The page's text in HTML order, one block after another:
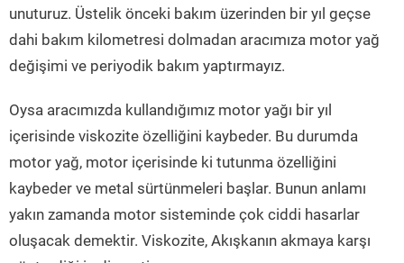
unuturuz. Üstelik önceki bakım üzerinden bir yıl geçse
dahi bakım kilometresi dolmadan aracımıza motor yağ
değişimi ve periyodik bakım yaptırmayız.
Oysa aracımızda kullandığımız motor yağı bir yıl
içerisinde viskozite özelliğini kaybeder. Bu durumda
motor yağ, motor içerisinde ki tutunma özelliğini
kaybeder ve metal sürtünmeleri başlar. Bunun anlamı
yakın zamanda motor sisteminde çok ciddi hasarlar
oluşacak demektir. Viskozite, Akışkanın akmaya karşı